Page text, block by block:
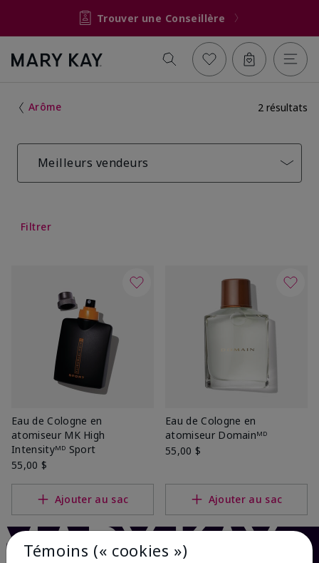
Trouver une Conseillère
Arôme 2 résultats
Meilleurs vendeurs
Filtrer
Eau de Cologne en
atomiseur MK High
Intensityᴹᴰ Sport
55,00 $
Ajouter au sac
Eau de Cologne en
atomiseur Domainᴹᴰ
55,00 $
Ajouter au sac
Témoins (« cookies »)